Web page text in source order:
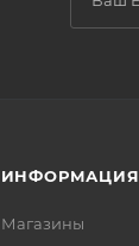
ИНФОРМАЦИЯ
Магазины